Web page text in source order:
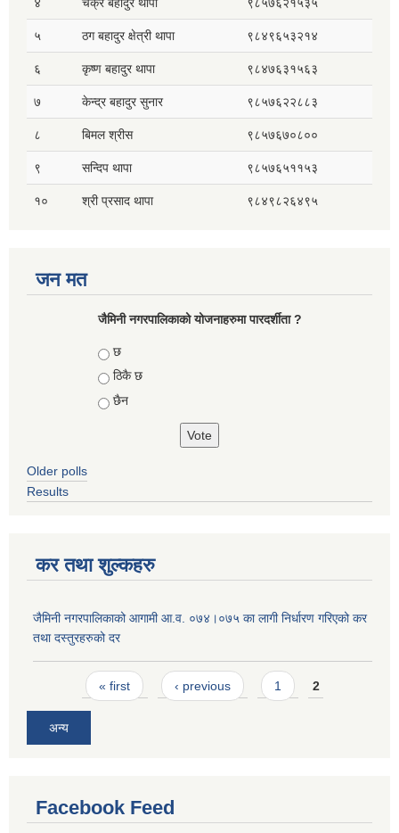
५ ठग बहादुर क्षेत्री थापा ९८४९६५३२१४
६ कृष्ण बहादुर थापा ९८४७६३१५६३
७ केन्द्र बहादुर सुनार ९८५७६२२८८३
८ बिमल श्रीस ९८५७६७०८००
९ सन्दिप थापा ९८५७६५११५३
१० श्री प्रसाद थापा ९८४९८२६४९५
जन मत
जैमिनी नगरपालिकाको योजनाहरुमा पारदर्शीता ?
Choices
छ
ठिकै छ
छैन
Older polls
Results
कर तथा शुल्कहरु
जैमिनी नगरपालिकाको आगामी आ.व. ०७४।०७५ का लागी निर्धारण गरिएको कर
तथा दस्तुरहरुको दर
Pages« first ‹ previous 1 2
अन्य
Facebook Feed